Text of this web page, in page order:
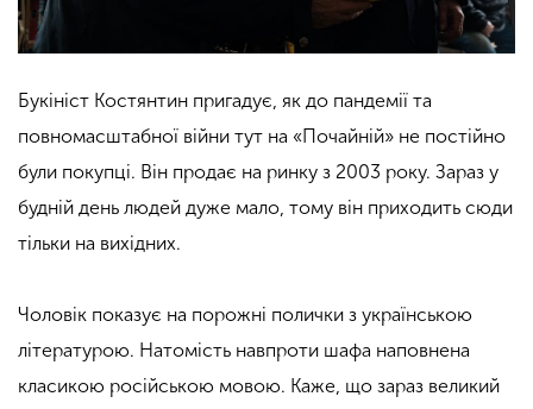
Букініст Костянтин пригадує, як до пандемії та
повномасштабної війни тут на «Почайній» не постійно
були покупці. Він продає на ринку з 2003 року. Зараз у
будній день людей дуже мало, тому він приходить сюди
тільки на вихідних.
Чоловік показує на порожні полички з українською
літературою. Натомість навпроти шафа наповнена
класикою російською мовою. Каже, що зараз великий